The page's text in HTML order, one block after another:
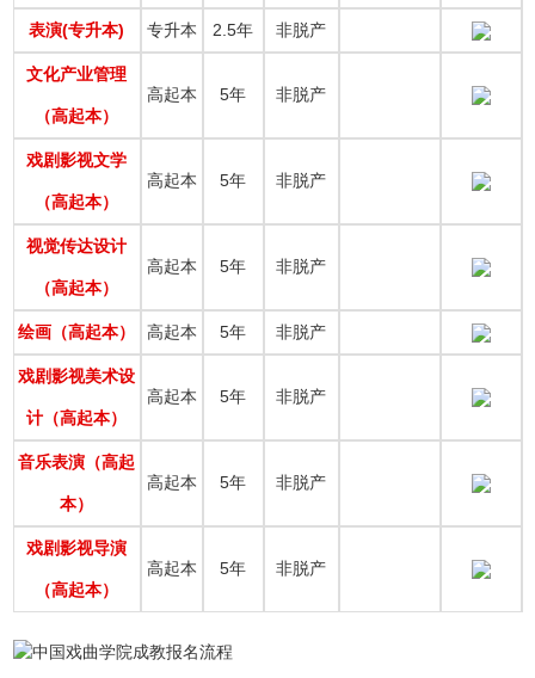
表演(专升本) 专升本 2.5年 非脱产
文化产业管理
（高起本）
高起本 5年 非脱产
戏剧影视文学
（高起本）
高起本 5年 非脱产
视觉传达设计
（高起本）
高起本 5年 非脱产
绘画（高起本） 高起本 5年 非脱产
戏剧影视美术设
计（高起本）
高起本 5年 非脱产
音乐表演（高起
本）
高起本 5年 非脱产
戏剧影视导演
（高起本）
高起本 5年 非脱产